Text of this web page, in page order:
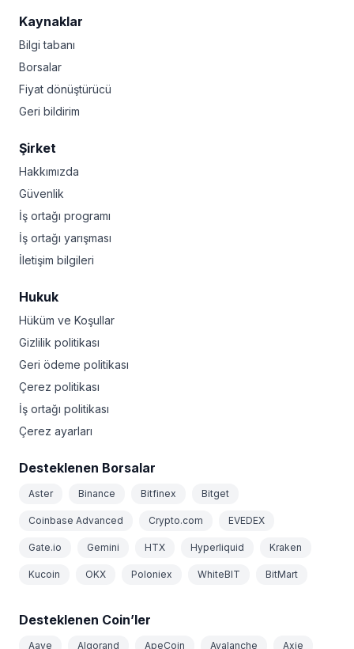
Kaynaklar
Bilgi tabanı
Borsalar
Fiyat dönüştürücü
Geri bildirim
Şirket
Hakkımızda
Güvenlik
İş ortağı programı
İş ortağı yarışması
İletişim bilgileri
Hukuk
Hüküm ve Koşullar
Gizlilik politikası
Geri ödeme politikası
Çerez politikası
İş ortağı politikası
Çerez ayarları
Desteklenen Borsalar
Aster Binance Bitfinex Bitget
Coinbase Advanced Crypto.com EVEDEX
Gate.io Gemini HTX Hyperliquid Kraken
Kucoin OKX Poloniex WhiteBIT BitMart
Desteklenen Coin’ler
Aave Algorand ApeCoin Avalanche Axie